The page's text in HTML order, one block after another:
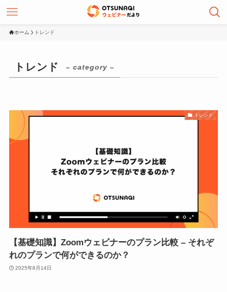
ホーム トレンド
トレンド – category –
トレンド
【基礎知識】Zoomウェビナーのプラン比較 – それぞ
れのプランで何ができるのか？
2025年8月14日